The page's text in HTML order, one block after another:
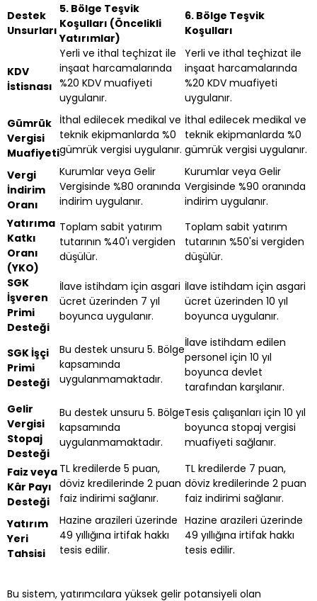
Destek
Unsurları
5. Bölge Teşvik
Koşulları (Öncelikli
Yatırımlar)
6. Bölge Teşvik
Koşulları
KDV
İstisnası
Yerli ve ithal teçhizat ile
inşaat harcamalarında
%20 KDV muafiyeti
uygulanır.
Yerli ve ithal teçhizat ile
inşaat harcamalarında
%20 KDV muafiyeti
uygulanır.
Gümrük
Vergisi
Muafiyeti
İthal edilecek medikal ve
teknik ekipmanlarda %0
gümrük vergisi uygulanır.
İthal edilecek medikal ve
teknik ekipmanlarda %0
gümrük vergisi uygulanır.
Vergi
İndirim
Oranı
Kurumlar veya Gelir
Vergisinde %80 oranında
indirim uygulanır.
Kurumlar veya Gelir
Vergisinde %90 oranında
indirim uygulanır.
Yatırıma
Katkı
Oranı
(YKO)
Toplam sabit yatırım
tutarının %40'ı vergiden
düşülür.
Toplam sabit yatırım
tutarının %50'si vergiden
düşülür.
SGK
İşveren
Primi
Desteği
İlave istihdam için asgari
ücret üzerinden 7 yıl
boyunca uygulanır.
İlave istihdam için asgari
ücret üzerinden 10 yıl
boyunca uygulanır.
SGK İşçi
Primi
Desteği
Bu destek unsuru 5. Bölge
kapsamında
uygulanmamaktadır.
İlave istihdam edilen
personel için 10 yıl
boyunca devlet
tarafından karşılanır.
Gelir
Vergisi
Stopaj
Desteği
Bu destek unsuru 5. Bölge
kapsamında
uygulanmamaktadır.
Tesis çalışanları için 10 yıl
boyunca stopaj vergisi
muafiyeti sağlanır.
Faiz veya
Kâr Payı
Desteği
TL kredilerde 5 puan,
döviz kredilerinde 2 puan
faiz indirimi sağlanır.
TL kredilerde 7 puan,
döviz kredilerinde 2 puan
faiz indirimi sağlanır.
Yatırım
Yeri
Tahsisi
Hazine arazileri üzerinde
49 yıllığına irtifak hakkı
tesis edilir.
Hazine arazileri üzerinde
49 yıllığına irtifak hakkı
tesis edilir.
Bu sistem, yatırımcılara yüksek gelir potansiyeli olan